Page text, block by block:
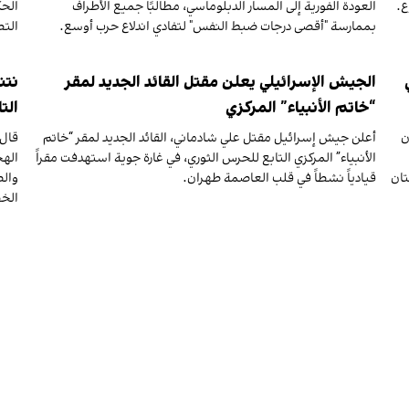
العودة الفورية إلى المسار الدبلوماسي، مطالبًا جميع الأطراف
بممارسة "أقصى درجات ضبط النفس" لتفادي اندلاع حرب أوسع.
الجيش الإسرائيلي يعلن مقتل القائد الجديد لمقر
“خاتم الأنبياء” المركزي
أعلن جيش إسرائيل مقتل علي شادماني، القائد الجديد لمقر “خاتم
الأنبياء” المركزي التابع للحرس الثوري، في غارة جوية استهدفت مقراً
قيادياً نشطاً في قلب العاصمة طهران.